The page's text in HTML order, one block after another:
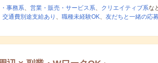
事務系、 営業・販売・サービス系、 クリエイティブ系な
交通費別途支給あり 、 職種未経験OK、 友だちと一緒の応